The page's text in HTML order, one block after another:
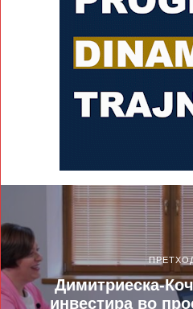
Димитриеска-
инвестира во